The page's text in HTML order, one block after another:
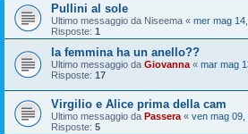
Pullini al sole
Ultimo messaggio da Niseema « mer mag
Risposte: 1
la femmina ha un anello??
Ultimo messaggio da Giovanna « mar mag
Risposte: 17
Virgilio e Alice prima della cam
Ultimo messaggio da Passera« ven mag 09,
Risposte: 5